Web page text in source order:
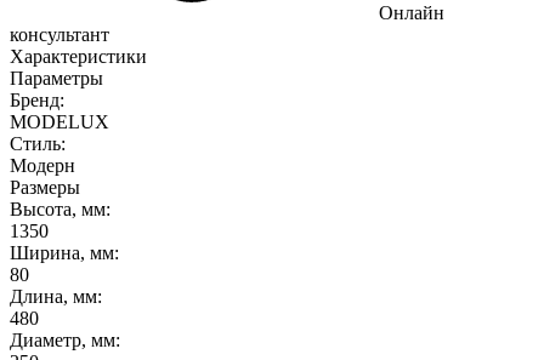
Онлайн
консультант
Характеристики
Параметры
Бренд:
MODELUX
Стиль:
Модерн
Размеры
Высота, мм:
1350
Ширина, мм:
80
Длина, мм:
480
Диаметр, мм: